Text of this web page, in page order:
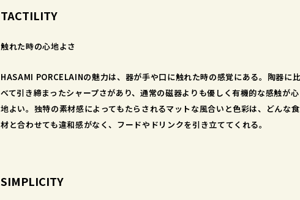
TACTILITY
触れた時の心地よさ
HASAMI PORCELAINの魅力は、器が手や口に触れた時の感覚にある。陶器に比
べて引き締まったシャープさがあり、通常の磁器よりも優しく有機的な感触が心
地よい。独特の素材感によってもたらされるマットな風合いと色彩は、どんな食
材と合わせても違和感がなく、フードやドリンクを引き立ててくれる。
SIMPLICITY